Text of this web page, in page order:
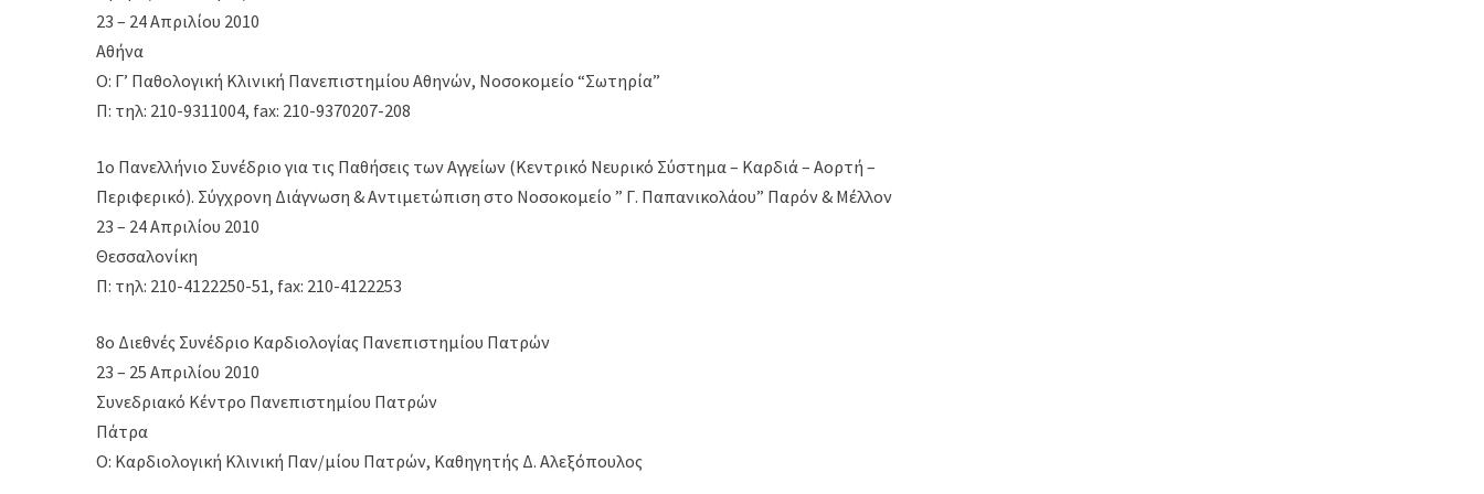
23 – 24 Απριλίου 2010
Αθήνα
Ο: Γ’ Παθολογική Κλινική Πανεπιστημίου Αθηνών, Νοσοκομείο “Σωτηρία”
Π: τηλ: 210-9311004, fax: 210-9370207-208
1o Πανελλήνιο Συνέδριο για τις Παθήσεις των Αγγείων (Κεντρικό Νευρικό Σύστημα – Καρδιά – Αορτή –
Περιφερικό). Σύγχρονη Διάγνωση & Αντιμετώπιση στο Νοσοκομείο ” Γ. Παπανικολάου” Παρόν & Μέλλον
23 – 24 Απριλίου 2010
Θεσσαλονίκη
Π: τηλ: 210-4122250-51, fax: 210-4122253
8ο Διεθνές Συνέδριο Καρδιολογίας Πανεπιστημίου Πατρών
23 – 25 Απριλίου 2010
Συνεδριακό Κέντρο Πανεπιστημίου Πατρών
Πάτρα
Ο: Καρδιολογική Κλινική Παν/μίου Πατρών, Καθηγητής Δ. Αλεξόπουλος